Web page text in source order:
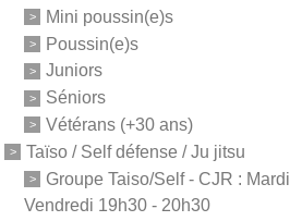
Mini poussin(e)s
Poussin(e)s
Juniors
Séniors
Vétérans (+30 ans)
Taïso / Self défense / Ju jitsu
Groupe Taiso/Self - CJR :
Vendredi 19h30 - 20h30